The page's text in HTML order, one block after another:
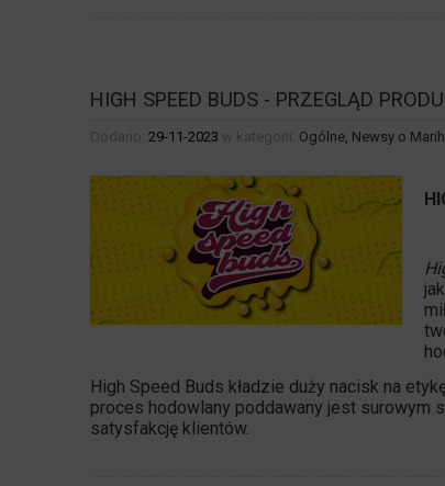
HIGH SPEED BUDS - PRZEGLĄD
Dodano: 29-11-2023 w kategorii: Ogólne, Newsy o
High Speed Buds kładzie duży nacisk na
proces hodowlany poddawany jest surowym
satysfakcję klientów.